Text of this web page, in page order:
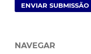
ENVIAR SUBMISSÃO
NAVEGAR